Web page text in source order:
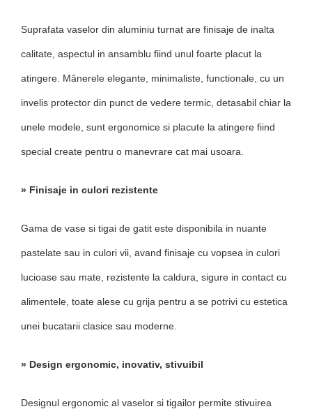
Suprafata vaselor din aluminiu turnat are finisaje de inalta
calitate, aspectul in ansamblu fiind unul foarte placut la
atingere. Mânerele elegante, minimaliste, functionale, cu un
invelis protector din punct de vedere termic, detasabil chiar la
unele modele, sunt ergonomice si placute la atingere fiind
special create pentru o manevrare cat mai usoara.
» Finisaje in culori rezistente
Gama de vase si tigai de gatit este disponibila in nuante
pastelate sau in culori vii, avand finisaje cu vopsea in culori
lucioase sau mate, rezistente la caldura, sigure in contact cu
alimentele, toate alese cu grija pentru a se potrivi cu estetica
unei bucatarii clasice sau moderne.
» Design ergonomic, inovativ, stivuibil
Designul ergonomic al vaselor si tigailor permite stivuirea